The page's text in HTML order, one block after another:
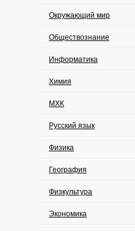
Окружающий мир
Обществознание
Информатика
Химия
МХК
Русский язык
Физика
География
Физкультура
Экономика